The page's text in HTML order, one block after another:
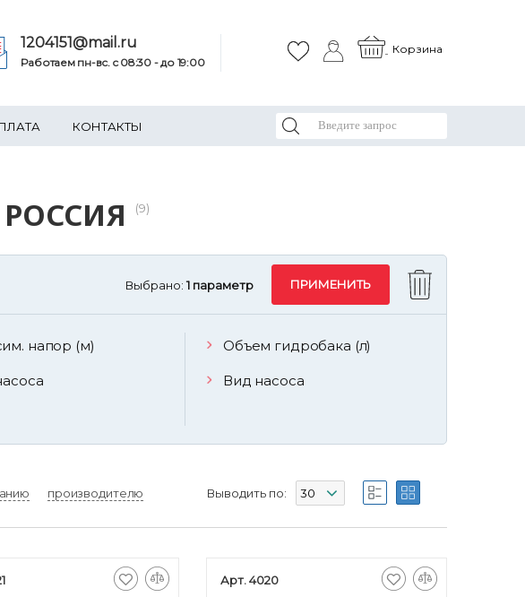
1204151@mail.ru
Работаем пн-вс. c 08:30 - до 19:00
Корзина
КОНТАКТЫ
(9)
Выбрано: 1 параметр
напор (м) Объем гидробака (л)
Вид насоса
производителю Выводить по:
Арт. 4020